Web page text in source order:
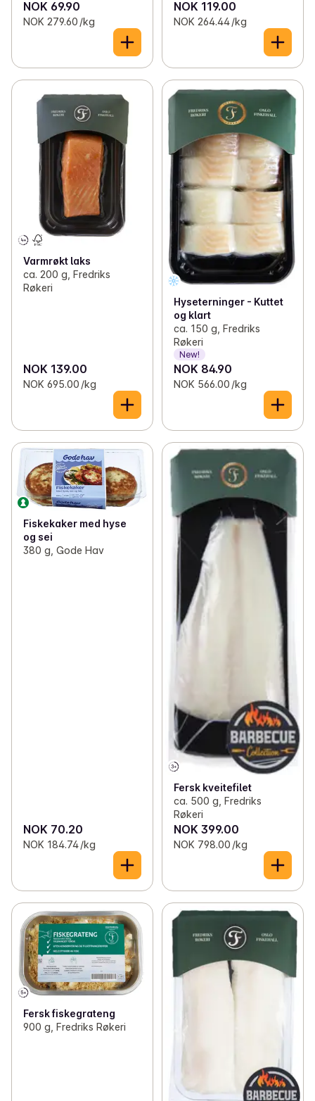
NOK 69.90
NOK 279.60 /kg
NOK 119.00
NOK 264.44 /kg
Varmrøkt laks
ca. 200 g, Fredriks
Røkeri
NOK 139.00
NOK 695.00 /kg
Hyseterninger - Kuttet
og klart
ca. 150 g, Fredriks
Røkeri
New!
NOK 84.90
NOK 566.00 /kg
Fiskekaker med hyse
og sei
380 g, Gode Hav
NOK 70.20
NOK 184.74 /kg
Fersk kveitefilet
ca. 500 g, Fredriks
Røkeri
NOK 399.00
NOK 798.00 /kg
Fersk fiskegrateng
900 g, Fredriks Røkeri